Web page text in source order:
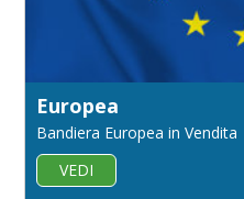
Europea
Bandiera Europea in Vendita
VEDI